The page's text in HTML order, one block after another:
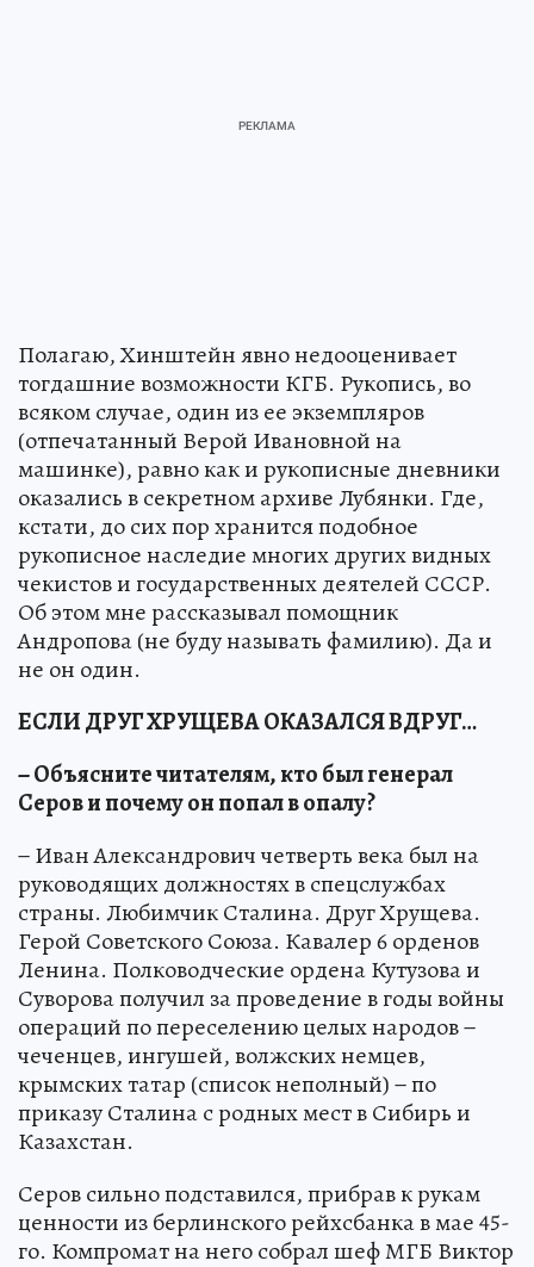
Полагаю, Хинштейн явно недооценивает
тогдашние возможности КГБ. Рукопись, во
всяком случае, один из ее экземпляров
(отпечатанный Верой Ивановной на
машинке), равно как и рукописные дневники
оказались в секретном архиве Лубянки. Где,
кстати, до сих пор хранится подобное
рукописное наследие многих других видных
чекистов и государственных деятелей СССР.
Об этом мне рассказывал помощник
Андропова (не буду называть фамилию). Да и
не он один.
ЕСЛИ ДРУГ ХРУЩЕВА ОКАЗАЛСЯ ВДРУГ…
− Объясните читателям, кто был генерал
Серов и почему он попал в опалу?
− Иван Александрович четверть века был на
руководящих должностях в спецслужбах
страны. Любимчик Сталина. Друг Хрущева.
Герой Советского Союза. Кавалер 6 орденов
Ленина. Полководческие ордена Кутузова и
Суворова получил за проведение в годы войны
операций по переселению целых народов −
чеченцев, ингушей, волжских немцев,
крымских татар (список неполный) − по
приказу Сталина с родных мест в Сибирь и
Казахстан.
Серов сильно подставился, прибрав к рукам
ценности из берлинского рейхсбанка в мае 45-
го. Компромат на него собрал шеф МГБ Виктор